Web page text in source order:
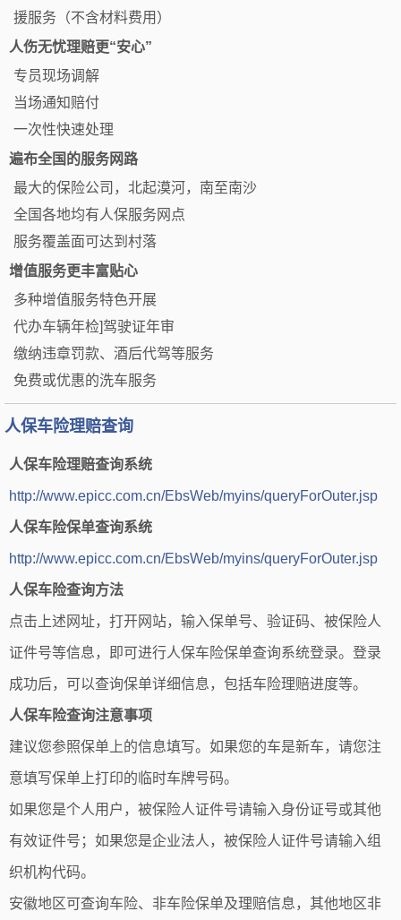
援服务（不含材料费用）
人伤无忧理赔更“安心”
专员现场调解
当场通知赔付
一次性快速处理
遍布全国的服务网路
最大的保险公司，北起漠河，南至南沙
全国各地均有人保服务网点
服务覆盖面可达到村落
增值服务更丰富贴心
多种增值服务特色开展
代办车辆年检]驾驶证年审
缴纳违章罚款、酒后代驾等服务
免费或优惠的洗车服务
人保车险理赔查询
人保车险理赔查询系统
http://www.epicc.com.cn/EbsWeb/myins/queryForOuter.jsp
人保车险保单查询系统
http://www.epicc.com.cn/EbsWeb/myins/queryForOuter.jsp
人保车险查询方法
点击上述网址，打开网站，输入保单号、验证码、被保险人
证件号等信息，即可进行人保车险保单查询系统登录。登录
成功后，可以查询保单详细信息，包括车险理赔进度等。
人保车险查询注意事项
建议您参照保单上的信息填写。如果您的车是新车，请您注
意填写保单上打印的临时车牌号码。
如果您是个人用户，被保险人证件号请输入身份证号或其他
有效证件号；如果您是企业法人，被保险人证件号请输入组
织机构代码。
安徽地区可查询车险、非车险保单及理赔信息，其他地区非